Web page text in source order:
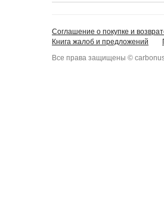
Соглашение о покупке и
Книга жалоб и предложений
Все права защищены ©